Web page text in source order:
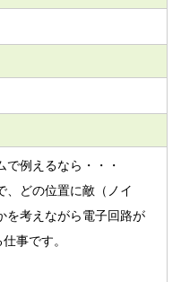
例えるなら・・・
、どの位置に敵（ノイ
を考えながら電子回路が
事です。